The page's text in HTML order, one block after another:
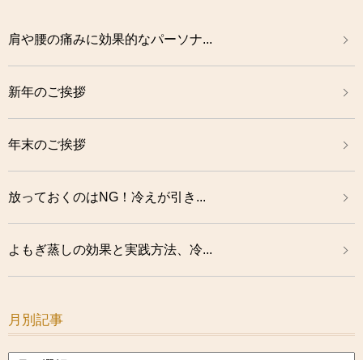
肩や腰の痛みに効果的なパーソナ...
新年のご挨拶
年末のご挨拶
放っておくのはNG！冷えが引き...
よもぎ蒸しの効果と実践方法、冷...
月別記事